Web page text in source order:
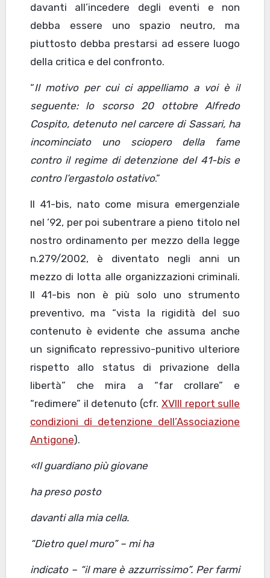
davanti all’incedere degli eventi e non
debba essere uno spazio neutro, ma
piuttosto debba prestarsi ad essere luogo
della critica e del confronto.
“Il motivo per cui ci appelliamo a voi è il
seguente: lo scorso 20 ottobre Alfredo
Cospito, detenuto nel carcere di Sassari, ha
incominciato uno sciopero della fame
contro il regime di detenzione del 41-bis e
contro l’ergastolo ostativo.”
Il 41-bis, nato come misura emergenziale
nel ’92, per poi subentrare a pieno titolo nel
nostro ordinamento per mezzo della legge
n.279/2002, è diventato negli anni un
mezzo di lotta alle organizzazioni criminali.
Il 41-bis non è più solo uno strumento
preventivo, ma “vista la rigidità del suo
contenuto è evidente che assuma anche
un significato repressivo-punitivo ulteriore
rispetto allo status di privazione della
libertà” che mira a “far crollare” e
“redimere” il detenuto (cfr. XVIII report sulle
condizioni di detenzione dell’Associazione
Antigone).
«Il guardiano più giovane
ha preso posto
davanti alla mia cella.
“Dietro quel muro” – mi ha
indicato – “il mare è azzurrissimo”. Per farmi